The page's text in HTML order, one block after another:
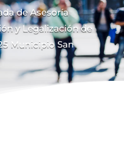
de Asesoría
y Legalización de
Municipio San